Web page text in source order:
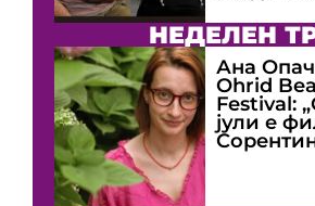
НЕДЕЛЕН
Ана
Оhrid
Festival:
јули е